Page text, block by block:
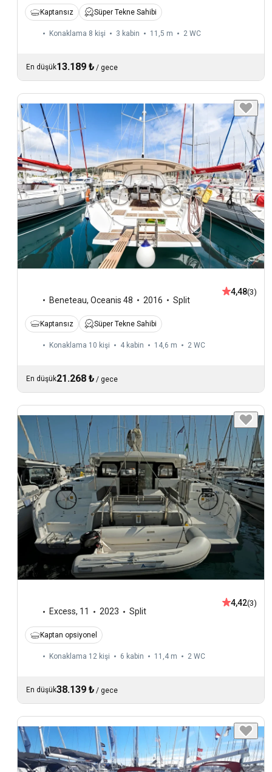
Kaptansız Süper Tekne Sahibi
Konaklama 8 kişi 3 kabin 11,5 m 2 WC
En düşük13.189 ₺ / gece
Beneteau, Oceanis 48 2016 Split
4,48(3)
Kaptansız Süper Tekne Sahibi
Konaklama 10 kişi 4 kabin 14,6 m 2 WC
En düşük21.268 ₺ / gece
Excess, 11 2023 Split
4,42(3)
Kaptan opsiyonel
Konaklama 12 kişi 6 kabin 11,4 m 2 WC
En düşük38.139 ₺ / gece